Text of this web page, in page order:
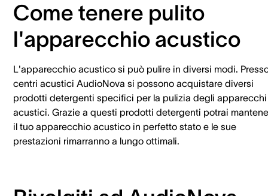
Come tenere pulito
l'apparecchio acustico
L'apparecchio acustico si può pulire in diversi modi.
centri acustici AudioNova si possono acquistare diversi
prodotti detergenti specifici per la pulizia degli apparecchi
acustici. Grazie a questi prodotti detergenti potrai
il tuo apparecchio acustico in perfetto stato e le sue
prestazioni rimarranno a lungo ottimali.